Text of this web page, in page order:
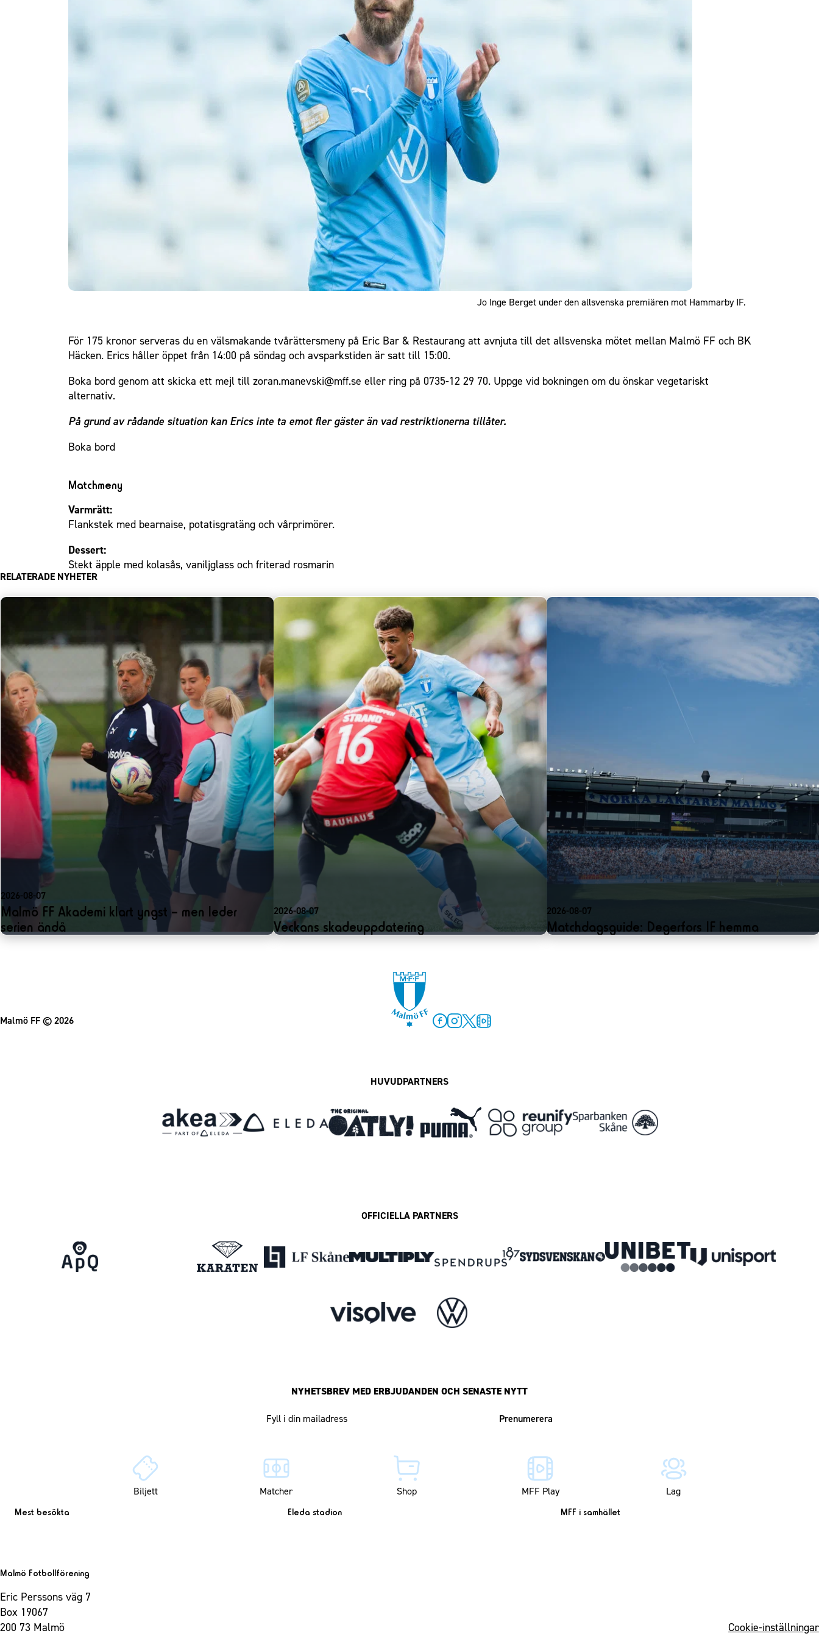
Jo Inge Berget under den allsvenska premiären mot Hammarby IF.
För 175 kronor serveras du en välsmakande tvårättersmeny på Eric Bar & Restaurang att avnjuta till det allsvenska mötet mellan Malmö FF och BK
Häcken. Erics håller öppet från 14:00 på söndag och avsparkstiden är satt till 15:00.
Boka bord genom att skicka ett mejl till zoran.manevski@mff.se eller ring på 0735-12 29 70. Uppge vid bokningen om du önskar vegetariskt
alternativ.
På grund av rådande situation kan Erics inte ta emot fler gäster än vad restriktionerna tillåter.
Boka bord
Matchmeny
Varmrätt:
Flankstek med bearnaise, potatisgratäng och vårprimörer.
Dessert:
Stekt äpple med kolasås, vaniljglass och friterad rosmarin
RELATERADE NYHETER
2026-08-07
Malmö FF Akademi klart yngst – men leder
serien ändå
2026-08-07
Veckans skadeuppdatering
2026-08-07
Matchdagsguide: Degerfors IF hemma
Malmö FF© 2026
HUVUDPARTNERS
OFFICIELLA PARTNERS
NYHETSBREV MED ERBJUDANDEN OCH SENASTE NYTT
Biljett Matcher Shop MFF Play Lag
Mest besökta Eleda stadion MFF i samhället
Malmö Fotbollförening
Eric Perssons väg 7
Box 19067
200 73 Malmö
Cookie-inställningar